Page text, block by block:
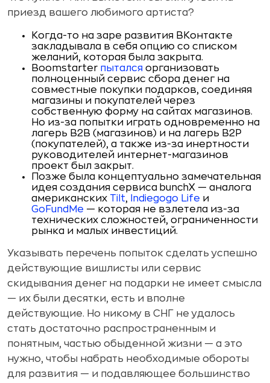
приезд вашего любимого артиста?
Когда-то на заре развития ВКонтакте
закладывала в себя опцию со списком
желаний, которая была закрыта.
Boomstarter пытался организовать
полноценный сервис сбора денег на
совместные покупки подарков, соединяя
магазины и покупателей через
собственную форму на сайтах магазинов.
Но из-за попытки играть одновременно на
лагерь B2B (магазинов) и на лагерь B2P
(покупателей), а также из-за инертности
руководителей интернет-магазинов
проект был закрыт.
Позже была концептуально замечательная
идея создания сервиса bunchX — аналога
американских Tilt, Indiegogo Life и
GoFundMe — которая не взлетела из-за
технических сложностей, ограниченности
рынка и малых инвестиций.
Указывать перечень попыток сделать успешно
действующие вишлисты или сервис
скидывания денег на подарки не имеет смысла
— их были десятки, есть и вполне
действующие. Но никому в СНГ не удалось
стать достаточно распространенным и
понятным, частью обыденной жизни — а это
нужно, чтобы набрать необходимые обороты
для развития — и подавляющее большинство